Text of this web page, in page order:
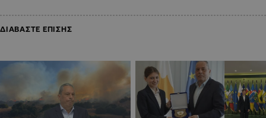
ΔΙΑΒΑΣΤΕ ΕΠΙΣΗΣ